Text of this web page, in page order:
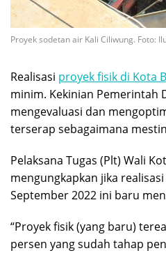
Proyek sodetan air Kali Ciliwung. Foto:
Realisasi proyek fisik di Kota
minim. Kekinian Pemerintah
mengevaluasi dan
terserap sebagaimana
Pelaksana Tugas (Plt) Wali
mengungkapkan jika
September 2022 ini baru
“Proyek fisik (yang baru)
persen yang sudah tahap